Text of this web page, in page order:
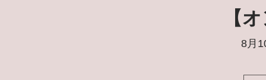
【
8月